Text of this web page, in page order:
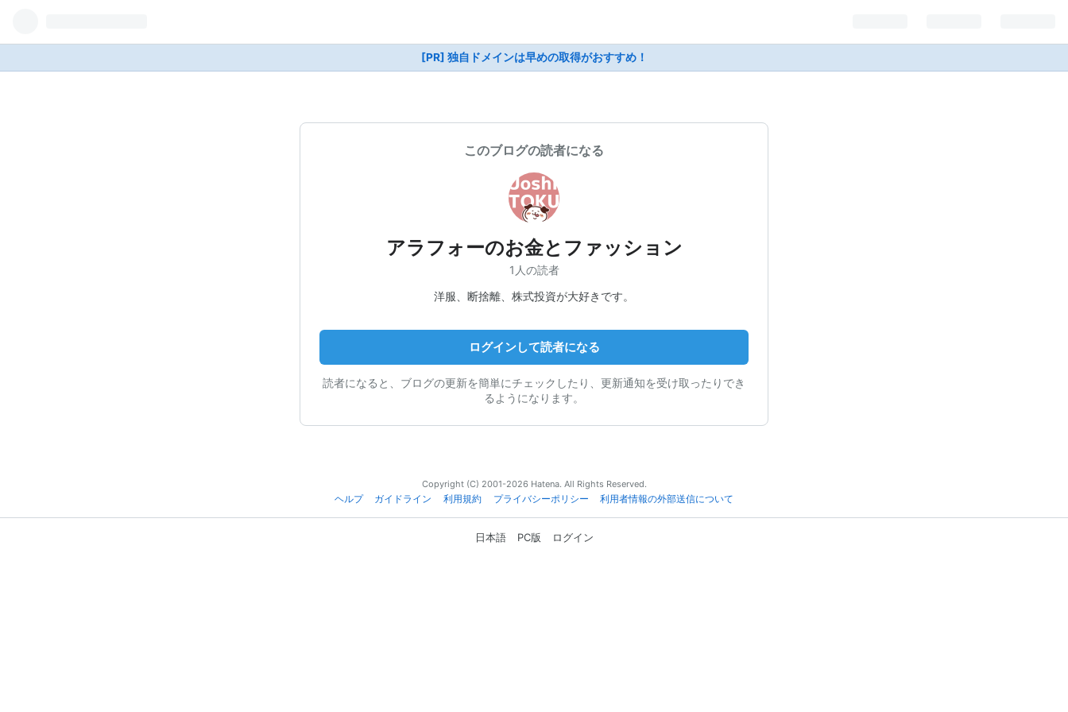
[PR] 独自ドメインは早めの取得がおすすめ！
このブログの読者になる
アラフォーのお金とファッション
1人の読者
洋服、断捨離、株式投資が大好きです。
ログインして読者になる
読者になると、ブログの更新を簡単にチェックしたり、更新通知を受け取ったりでき
るようになります。
Copyright (C) 2001-2026 Hatena. All Rights Reserved.
ヘルプ
ガイドライン 利用規約 プライバシーポリシー 利用者情報の外部送信について
日本語 PC版 ログイン